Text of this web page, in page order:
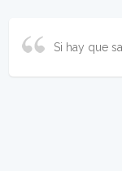
Si hay que